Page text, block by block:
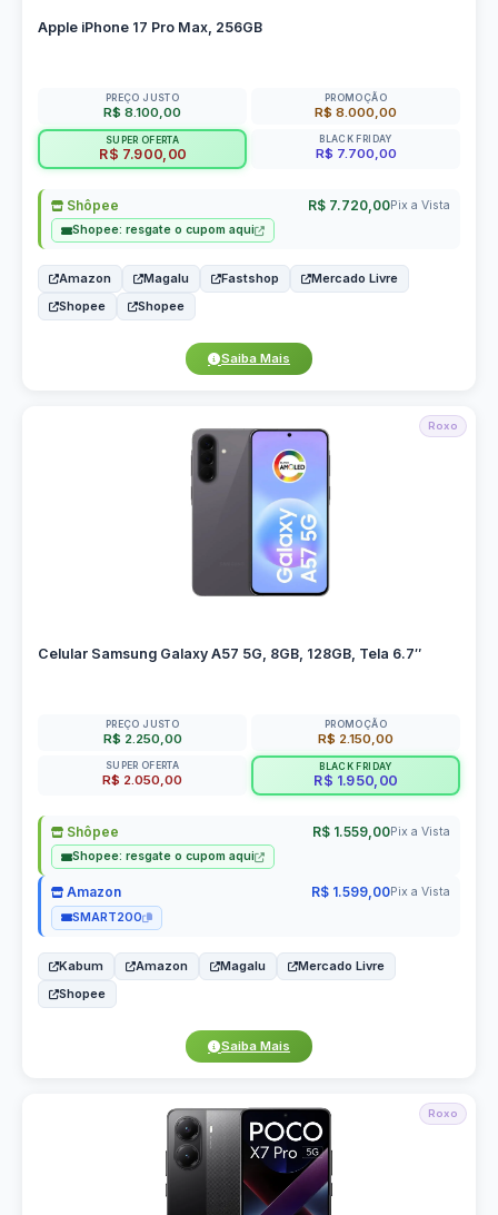
Apple iPhone 17 Pro Max, 256GB
PREÇO JUSTO
R$ 8.100,00
PROMOÇÃO
R$ 8.000,00
SUPER OFERTA
R$ 7.900,00
BLACK FRIDAY
R$ 7.700,00
Shôpee R$ 7.720,00Pix a Vista
Shopee: resgate o cupom aqui
Amazon Magalu Fastshop
Mercado Livre
Shopee
Shopee
Saiba Mais
Roxo
Celular Samsung Galaxy A57 5G, 8GB, 128GB, Tela 6.7″
PREÇO JUSTO
R$ 2.250,00
PROMOÇÃO
R$ 2.150,00
SUPER OFERTA
R$ 2.050,00
BLACK FRIDAY
R$ 1.950,00
Shôpee R$ 1.559,00Pix a Vista
Shopee: resgate o cupom aqui
Amazon R$ 1.599,00Pix a Vista
SMART200
Kabum Amazon Magalu
Mercado Livre
Shopee
Saiba Mais
Roxo